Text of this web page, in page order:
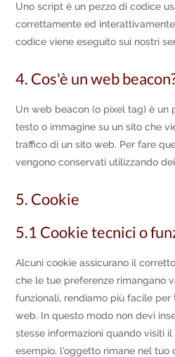
Uno script è un pezzo di codice
correttamente ed
codice viene eseguito sui nostri
4. Cos'è un web
Un web beacon (o pixel tag) è un
testo o immagine su un sito che
traffico di un sito web. Per fare
vengono conservati utilizzando
5. Cookie
5.1 Cookie tecnici o
Alcuni cookie assicurano il
che le tue preferenze rimangano
funzionali, rendiamo più facile
web. In questo modo non devi
stesse informazioni quando visiti
esempio, l'oggetto rimane nel tuo